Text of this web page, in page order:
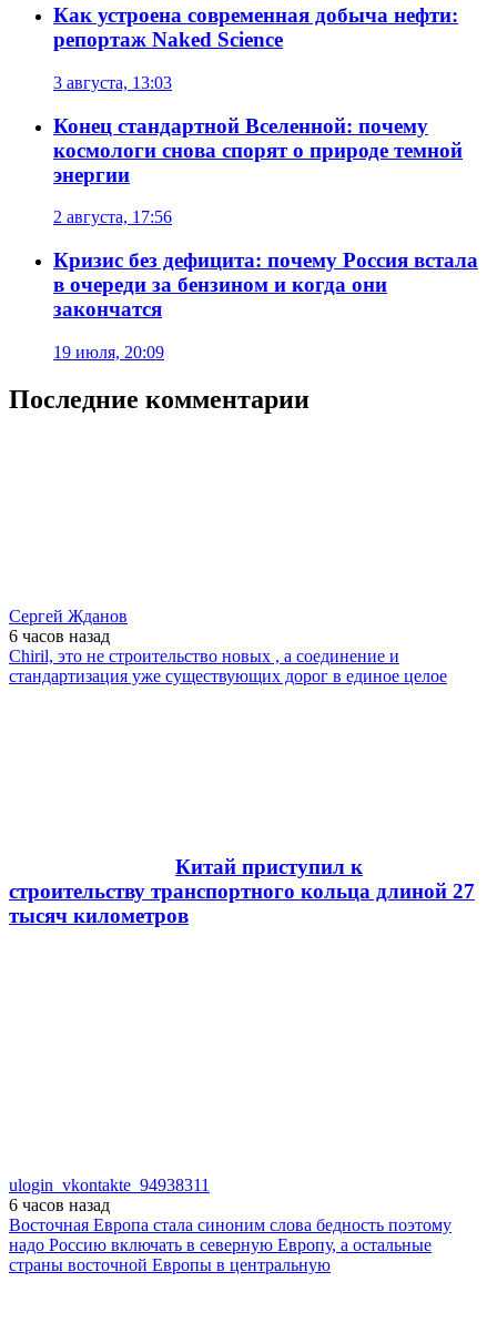
Как устроена современная добыча нефти:
репортаж Naked Science
3 августа, 13:03
Конец стандартной Вселенной: почему
космологи снова спорят о природе темной
энергии
2 августа, 17:56
Кризис без дефицита: почему Россия встала
в очереди за бензином и когда они
закончатся
19 июля, 20:09
Последние комментарии
Сергей Жданов
6 часов назад
Chiril, это не строительство новых , а соединение и
стандартизация уже существующих дорог в единое целое
Китай приступил к
строительству транспортного кольца длиной 27
тысяч километров
ulogin_vkontakte_94938311
6 часов назад
Восточная Европа стала синоним слова бедность поэтому
надо Россию включать в северную Европу, а остальные
страны восточной Европы в центральную